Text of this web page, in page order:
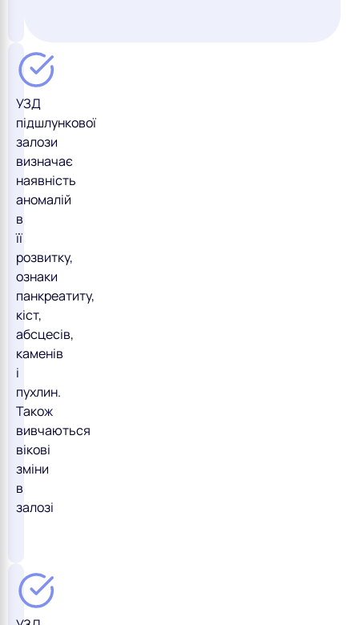
УЗД
підшлункової
залози
визначає
наявність
аномалій
в
її
розвитку,
ознаки
панкреатиту,
кіст,
абсцесів,
каменів
і
пухлин.
Також
вивчаються
вікові
зміни
в
залозі